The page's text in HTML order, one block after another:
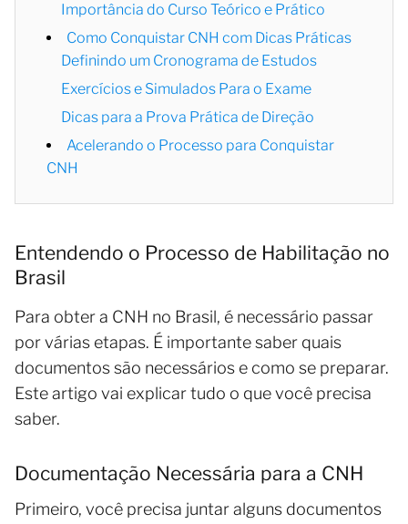
Importância do Curso Teórico e Prático
Como Conquistar CNH com Dicas Práticas
Definindo um Cronograma de Estudos
Exercícios e Simulados Para o Exame
Dicas para a Prova Prática de Direção
Acelerando o Processo para Conquistar
CNH
Entendendo o Processo de Habilitação no
Brasil
Para obter a CNH no Brasil, é necessário passar
por várias etapas. É importante saber quais
documentos são necessários e como se preparar.
Este artigo vai explicar tudo o que você precisa
saber.
Documentação Necessária para a CNH
Primeiro, você precisa juntar alguns documentos